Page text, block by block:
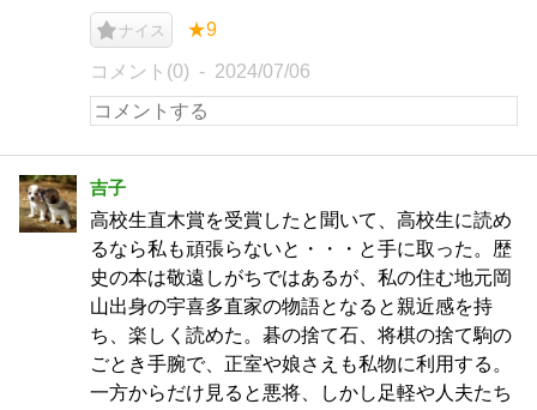
ナイス ★9
コメント(0) 2024/07/06
吉子
高校生直木賞を受賞したと聞いて、高校生に読め
るなら私も頑張らないと・・・と手に取った。歴
史の本は敬遠しがちではあるが、私の住む地元岡
山出身の宇喜多直家の物語となると親近感を持
ち、楽しく読めた。碁の捨て石、将棋の捨て駒の
ごとき手腕で、正室や娘さえも私物に利用する。
一方からだけ見ると悪将、しかし足軽や人夫たち